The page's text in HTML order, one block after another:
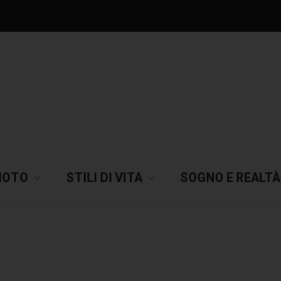
STILI DI VITA SOGNO E REALTÀ